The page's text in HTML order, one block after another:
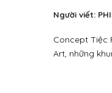
Người viết:
Concept Tiệc
Art, những